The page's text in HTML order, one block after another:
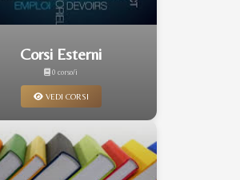
Corsi Esterni
0 corso/i
VEDI CORSI